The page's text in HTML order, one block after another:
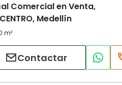
Comercial en Venta,
Medellín
Contactar